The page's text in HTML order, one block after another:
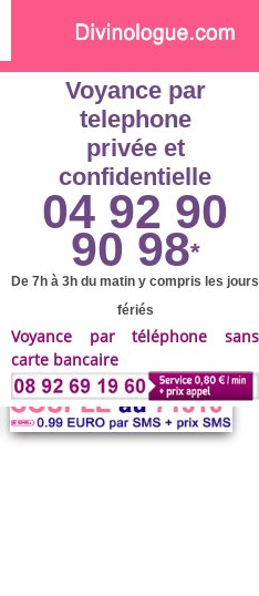
Voyance par
telephone
privée et
confidentielle
04 92 90
90 98*
De 7h à 3h du matin y compris les jours
fériés
Voyance par téléphone sans
carte bancaire